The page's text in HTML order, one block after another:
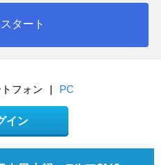
タート
フォン | PC
イン